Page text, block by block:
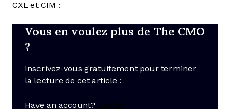
CXL et CIM :
Vous en voulez plus de The CMO
?
Inscrivez-vous gratuitement pour terminer
la lecture de cet article :
Have an account? Log In